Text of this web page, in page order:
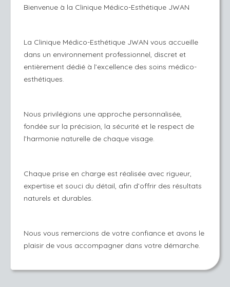
Bienvenue à la Clinique Médico-Esthétique JWAN
La Clinique Médico-Esthétique JWAN vous accueille
dans un environnement professionnel, discret et
entièrement dédié à l’excellence des soins médico-
esthétiques.
Nous privilégions une approche personnalisée,
fondée sur la précision, la sécurité et le respect de
l’harmonie naturelle de chaque visage.
Chaque prise en charge est réalisée avec rigueur,
expertise et souci du détail, afin d’offrir des résultats
naturels et durables.
Nous vous remercions de votre confiance et avons le
plaisir de vous accompagner dans votre démarche.